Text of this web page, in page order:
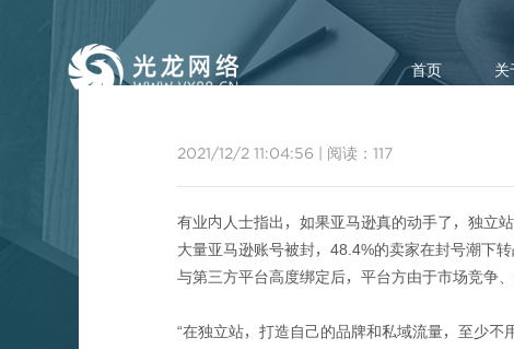
首页 关
亚马
2021/12/2 11:04:56 | 阅读： 117
有业内人士指出，如果亚马逊真的动手了，独立
大量亚马逊账号被封，48.4%的卖家在封号潮下转
与第三方平台高度绑定后，平台方由于市场竞争
“在独立站，打造自己的品牌和私域流量，至少